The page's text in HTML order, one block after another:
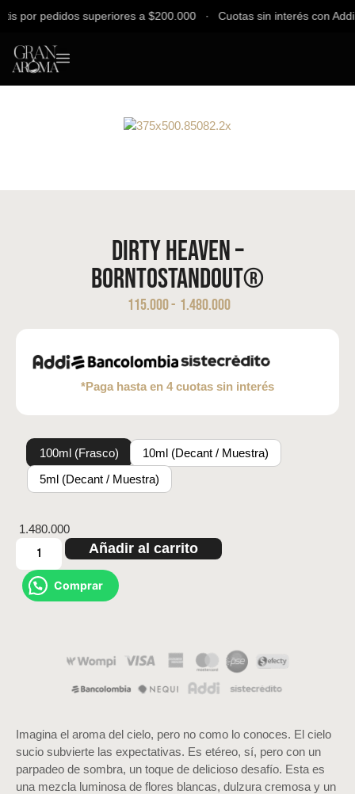
pedidos superiores a $200.000 ∙ Cuotas sin interés con Addi,
Dirty Heaven –
BORNTOSTANDOUT®
115.000- 1.480.000
*Paga hasta en 4 cuotas sin interés
100ml (Frasco)
10ml (Decant / Muestra)
5ml (Decant / Muestra)
1.480.000
Añadir al carrito
Comprar
Imagina el aroma del cielo, pero no como lo conoces. El cielo
sucio subvierte las expectativas. Es etéreo, sí, pero con un
parpadeo de sombra, un toque de delicioso desafío. Esta es
una mezcla luminosa de flores blancas, dulzura cremosa y un